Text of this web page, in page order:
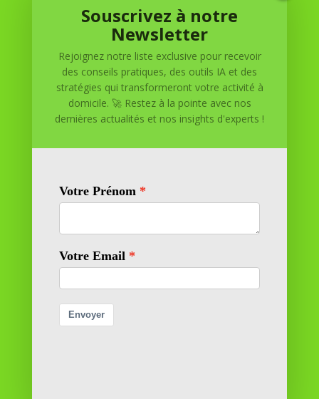
Réussite à Domicile
Réussite à Domicile est votre partenaire de confiance
pour atteindre vos objectifs depuis le confort de votre
maison. Nous offrons des solutions personnalisées pour
vous aider à réussir.
11 rue Richelieu
69100 VILLEURBANNE
Contactez-nous
contact@reussiteadomicile.com
Souscrivez à notre
Newsletter
Rejoignez notre liste exclusive pour recevoir
des conseils pratiques, des outils IA et des
stratégies qui transformeront votre activité à
domicile. 🚀 Restez à la pointe avec nos
dernières actualités et nos insights d'experts !